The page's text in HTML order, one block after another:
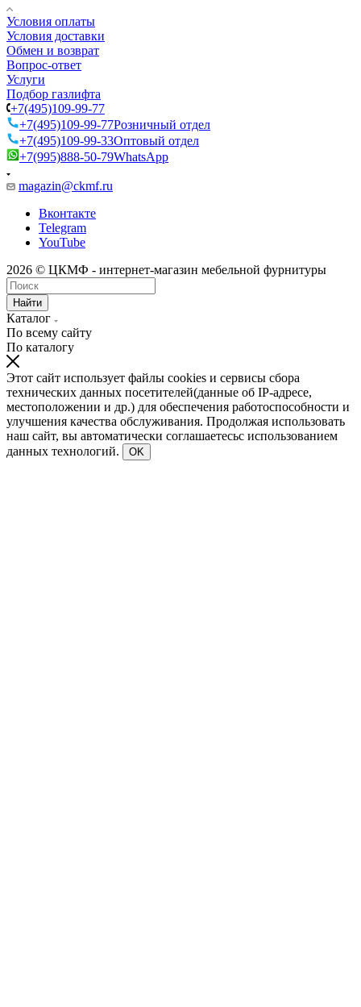
Условия оплаты
Условия доставки
Обмен и возврат
Вопрос-ответ
Услуги
Подбор газлифта
+7(495)109-99-77
+7(495)109-99-77Розничный отдел
+7(495)109-99-33Оптовый отдел
+7(995)888-50-79WhatsApp
magazin@ckmf.ru
Вконтакте
Telegram
YouTube
2026 © ЦКМФ - интернет-магазин мебельной фурнитуры
Найти
Каталог
По всему сайту
По каталогу
Этот сайт использует файлы cookies и сервисы сбора
технических данных посетителей(данные об IP-адресе,
местоположении и др.) для обеспечения работоспособности и
улучшения качества обслуживания. Продолжая использовать
наш сайт, вы автоматически соглашаетесьс использованием
данных технологий.
OK